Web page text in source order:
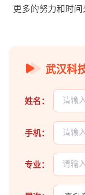
更多的努力和时间
武汉科
姓名：
手机：
专业：